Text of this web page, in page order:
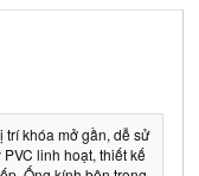
trí khóa mở gần, dễ sử
linh hoạt, thiết kế